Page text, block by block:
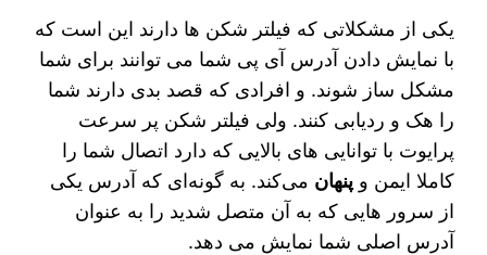
یکی از مشکلاتی که فیلتر شکن ها دارند این است که
با نمایش دادن آدرس آی پی شما می توانند برای شما
مشکل‌ ساز شوند. و افرادی که قصد بدی دارند شما
را هک و ردیابی کنند. ولی فیلتر شکن پر سرعت
پرایوت با توانایی‌ های بالایی که دارد اتصال شما را
کاملا ایمن وپنهان می‌کند. به گونه‌ای که آدرس یکی
از سرور هایی که به آن متصل شدید را به عنوان
آدرس اصلی شما نمایش می دهد.